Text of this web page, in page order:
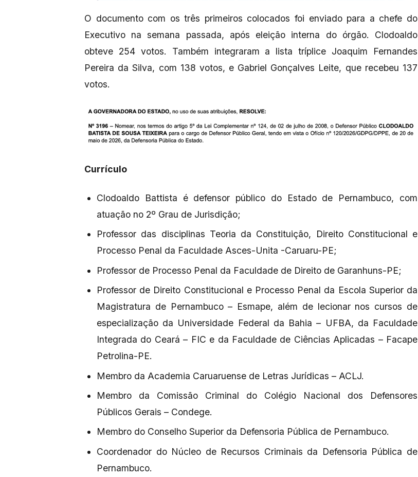
O documento com os três primeiros colocados foi enviado para a chefe do
Executivo na semana passada, após eleição interna do órgão. Clodoaldo
obteve 254 votos. Também integraram a lista tríplice Joaquim Fernandes
Pereira da Silva, com 138 votos, e Gabriel Gonçalves Leite, que recebeu 137
votos.
Currículo
Clodoaldo Battista é defensor público do Estado de Pernambuco, com
atuação no 2º Grau de Jurisdição;
Professor das disciplinas Teoria da Constituição, Direito Constitucional e
Processo Penal da Faculdade Asces-Unita -Caruaru-PE;
Professor de Processo Penal da Faculdade de Direito de Garanhuns-PE;
Professor de Direito Constitucional e Processo Penal da Escola Superior da
Magistratura de Pernambuco – Esmape, além de lecionar nos cursos de
especialização da Universidade Federal da Bahia – UFBA, da Faculdade
Integrada do Ceará – FIC e da Faculdade de Ciências Aplicadas – Facape
Petrolina-PE.
Membro da Academia Caruaruense de Letras Jurídicas – ACLJ.
Membro da Comissão Criminal do Colégio Nacional dos Defensores
Públicos Gerais – Condege.
Membro do Conselho Superior da Defensoria Pública de Pernambuco.
Coordenador do Núcleo de Recursos Criminais da Defensoria Pública de
Pernambuco.